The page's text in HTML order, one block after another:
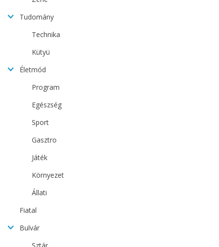
Tudomány
Technika
Kütyü
Életmód
Program
Egészség
Sport
Gasztro
Játék
Környezet
Állati
Fiatal
Bulvár